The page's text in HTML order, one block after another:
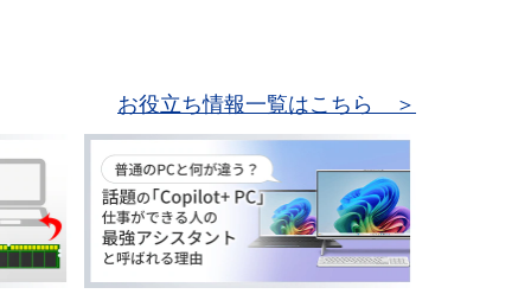
お役立ち情報一覧はこちら ＞